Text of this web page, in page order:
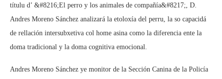
títulu d’ &#8216;El perro y los animales de compañía&#8217;, D.
Andres Moreno Sánchez analizará la etoloxía del perru, la so capacidá
de rellación intersubxetiva col home asina como la diferencia ente la
doma tradicional y la doma cognitiva emocional.
Andres Moreno Sánchez ye monitor de la Sección Canina de la Policía